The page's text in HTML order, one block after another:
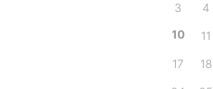
3
4
10
11
17
18